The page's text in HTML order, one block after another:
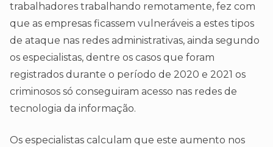
trabalhadores trabalhando remotamente, fez com
que as empresas ficassem vulneráveis a estes tipos
de ataque nas redes administrativas, ainda segundo
os especialistas, dentre os casos que foram
registrados durante o período de 2020 e 2021 os
criminosos só conseguiram acesso nas redes de
tecnologia da informação.
Os especialistas calculam que este aumento nos